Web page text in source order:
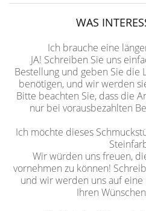
WAS
Ich brauche eine
JA! Schreiben Sie uns
Bestellung und geben Sie die
benötigen, und wir werden
Bitte beachten Sie, dass die
nur bei vorausbezahlten
Ich möchte dieses
Wir würden uns freuen,
vornehmen zu können!
und wir werden uns auf eine
Ihren